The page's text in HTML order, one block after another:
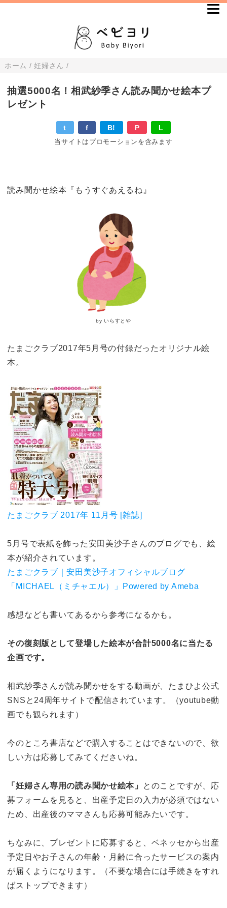
ホーム /妊婦さん /
抽選5000名！相武紗季さん読み聞かせ絵本プ
レゼント
t f B! P L
当サイトはプロモーションを含みます
読み聞かせ絵本『もうすぐあえるね』
by いらすとや
たまごクラブ2017年5月号の付録だったオリジナル絵
本。
たまごクラブ 2017年 11月号 [雑誌]
5月号で表紙を飾った安田美沙子さんのブログでも、絵
本が紹介されています。
たまごクラブ｜安田美沙子オフィシャルブログ
「MICHAEL（ミチャエル）」Powered by Ameba
感想なども書いてあるから参考になるかも。
その復刻版として登場した絵本が合計5000名に当たる
企画です。
相武紗季さんが読み聞かせをする動画が、たまひよ公式
SNSと24周年サイトで配信されています。（youtube動
画でも観られます）
今のところ書店などで購入することはできないので、欲
しい方は応募してみてくださいね。
「妊婦さん専用の読み聞かせ絵本」
とのことですが、応
募フォームを見ると、出産予定日の入力が必須ではない
ため、出産後のママさんも応募可能みたいです。
ちなみに、プレゼントに応募すると、ベネッセから出産
予定日やお子さんの年齢・月齢に合ったサービスの案内
が届くようになります。（不要な場合には手続きをすれ
ばストップできます）